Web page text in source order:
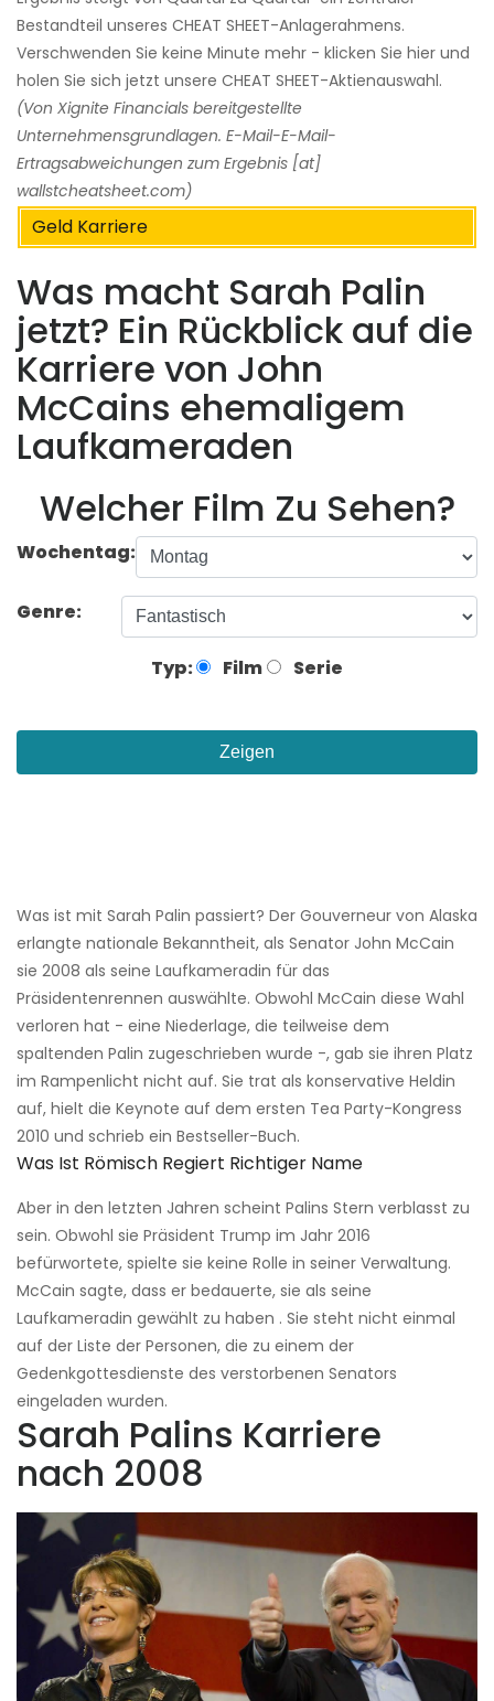
Bestandteil unseres CHEAT SHEET-Anlagerahmens.
Verschwenden Sie keine Minute mehr - klicken Sie hier und
holen Sie sich jetzt unsere CHEAT SHEET-Aktienauswahl.
(Von Xignite Financials bereitgestellte
Unternehmensgrundlagen. E-Mail-E-Mail-
Ertragsabweichungen zum Ergebnis [at]
wallstcheatsheet.com)
Geld Karriere
Was macht Sarah Palin
jetzt? Ein Rückblick auf die
Karriere von John
McCains ehemaligem
Laufkameraden
Welcher Film Zu Sehen?
Wochentag:
Genre:
Typ: Film Serie
Zeigen
Was ist mit Sarah Palin passiert? Der Gouverneur von Alaska
erlangte nationale Bekanntheit, als Senator John McCain
sie 2008 als seine Laufkameradin für das
Präsidentenrennen auswählte. Obwohl McCain diese Wahl
verloren hat - eine Niederlage, die teilweise dem
spaltenden Palin zugeschrieben wurde -, gab sie ihren Platz
im Rampenlicht nicht auf. Sie trat als konservative Heldin
auf, hielt die Keynote auf dem ersten Tea Party-Kongress
2010 und schrieb ein Bestseller-Buch.
Was Ist Römisch Regiert Richtiger Name
Aber in den letzten Jahren scheint Palins Stern verblasst zu
sein. Obwohl sie Präsident Trump im Jahr 2016
befürwortete, spielte sie keine Rolle in seiner Verwaltung.
McCain sagte, dass er bedauerte, sie als seine
Laufkameradin gewählt zu haben . Sie steht nicht einmal
auf der Liste der Personen, die zu einem der
Gedenkgottesdienste des verstorbenen Senators
eingeladen wurden.
Sarah Palins Karriere
nach 2008